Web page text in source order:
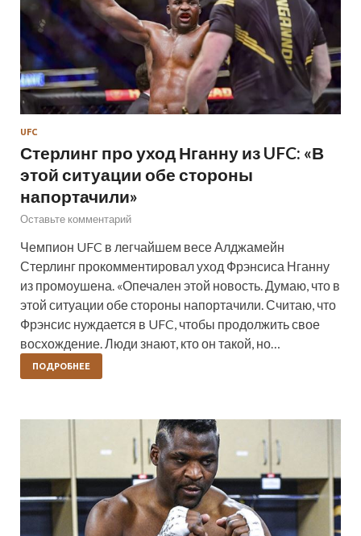
UFC
Стерлинг про уход Нганну из UFC: «В
этой ситуации обе стороны
напортачили»
Оставьте комментарий
Чемпион UFC в легчайшем весе Алджамейн
Стерлинг прокомментировал уход Фрэнсиса Нганну
из промоушена. «Опечален этой новость. Думаю, что в
этой ситуации обе стороны напортачили. Считаю, что
Фрэнсис нуждается в UFC, чтобы продолжить свое
восхождение. Люди знают, кто он такой, но…
ПОДРОБНЕЕ